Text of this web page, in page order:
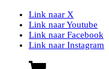
Link naar X
Link naar Youtube
Link naar Facebook
Link naar Instagram